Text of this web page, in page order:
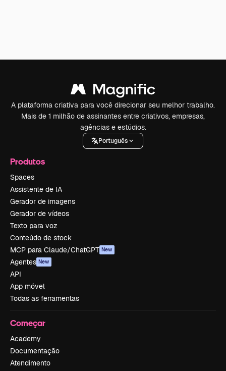
A plataforma criativa para você direcionar seu melhor trabalho.
Mais de 1 milhão de assinantes entre criativos, empresas,
agências e estúdios.
Português
Produtos
Spaces
Assistente de IA
Gerador de imagens
Gerador de vídeos
Texto para voz
Conteúdo de stock
MCP para Claude/ChatGPT New
Agentes New
API
App móvel
Todas as ferramentas
Começar
Academy
Documentação
Atendimento